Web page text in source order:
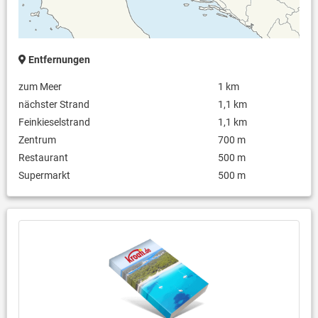
Entfernungen
zum Meer
1 km
nächster Strand
1,1 km
Feinkieselstrand
1,1 km
Zentrum
700 m
Restaurant
500 m
Supermarkt
500 m